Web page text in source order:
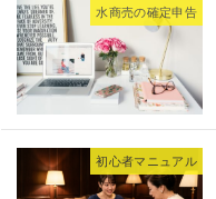
水商売の確定申告
初心者マニュアル